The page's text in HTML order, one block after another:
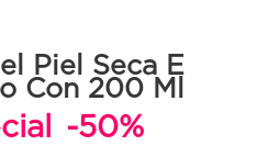
Piel Seca E
Con 200 Ml
-50%